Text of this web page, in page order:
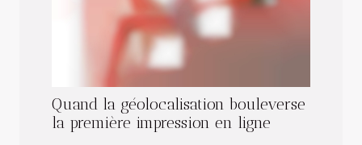
Quand la géolocalisation bouleverse
la première impression en ligne